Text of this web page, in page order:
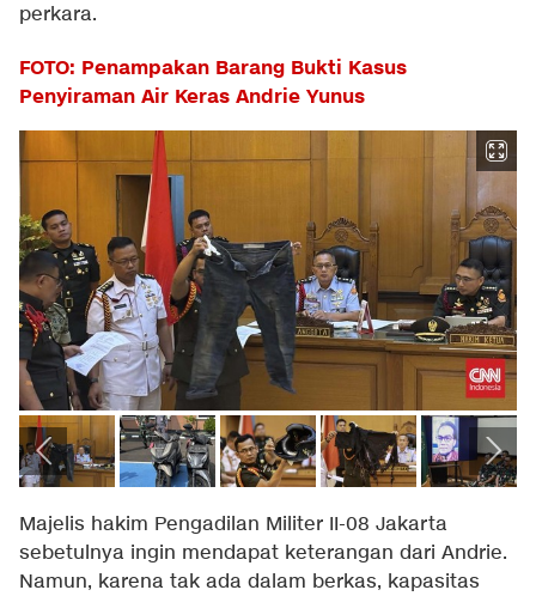
perkara.
FOTO: Penampakan Barang Bukti Kasus
Penyiraman Air Keras Andrie Yunus
Majelis hakim Pengadilan Militer II-08 Jakarta
sebetulnya ingin mendapat keterangan dari Andrie.
Namun, karena tak ada dalam berkas, kapasitas